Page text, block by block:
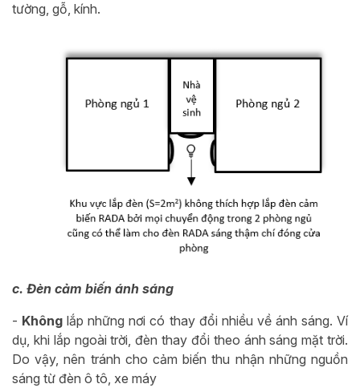
tường, gỗ, kính.
c. Đèn cảm biến ánh sáng
- Không lắp những nơi có thay đổi nhiều về ánh sáng. Ví
dụ, khi lắp ngoài trời, đèn thay đổi theo ánh sáng mặt trời.
Do vậy, nên tránh cho cảm biến thu nhận những nguồn
sáng từ đèn ô tô, xe máy